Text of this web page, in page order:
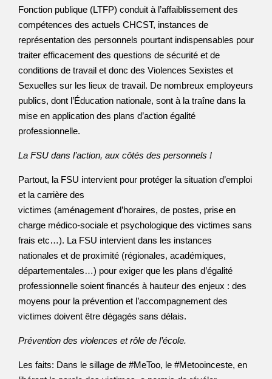
Fonction publique (LTFP) conduit à l’affaiblissement des
compétences des actuels CHCST, instances de
représentation des personnels pourtant indispensables pour
traiter efficacement des questions de sécurité et de
conditions de travail et donc des Violences Sexistes et
Sexuelles sur les lieux de travail. De nombreux employeurs
publics, dont l’Éducation nationale, sont à la traîne dans la
mise en application des plans d’action égalité
professionnelle.
La FSU dans l’action, aux côtés des personnels !
Partout, la FSU intervient pour protéger la situation d’emploi
et la carrière des
victimes (aménagement d’horaires, de postes, prise en
charge médico-sociale et psychologique des victimes sans
frais etc…). La FSU intervient dans les instances
nationales et de proximité (régionales, académiques,
départementales…) pour exiger que les plans d’égalité
professionnelle soient financés à hauteur des enjeux : des
moyens pour la prévention et l’accompagnement des
victimes doivent être dégagés sans délais.
Prévention des violences et rôle de l’école.
Les faits: Dans le sillage de #MeToo, le #Metooinceste, en